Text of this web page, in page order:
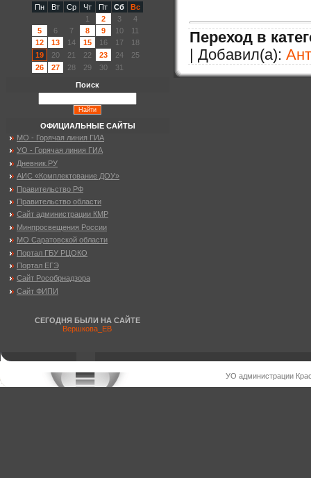
Переход в
| Добавил(а):
Пн
Вт Ср Чт Пт Сб
Вс
1
2 3
4
5
6 7 8 9 10
11
12
13 14 15 16 17
18
19
20 21 22 23 24
25
26
27 28 29 30 31
Поиск
ОФИЦИАЛЬНЫЕ САЙТЫ
МО - Горячая линия ГИА
УО - Горячая линия ГИА
Дневник.РУ
АИС «Комплектование ДОУ»
Правительство РФ
Правительство области
Сайт администрации КМР
Минпросвещения России
МО Саратовской области
Портал ГБУ РЦОКО
Портал ЕГЭ
Сайт Рособрнадзора
Сайт ФИПИ
СЕГОДНЯ БЫЛИ НА САЙТЕ
Вершкова_ЕВ
УО администрации